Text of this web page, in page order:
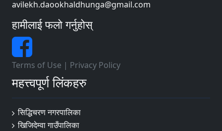
avilekh.daookhaldhunga@gmail.com
हामीलाई फलो गर्नुहोस्
Terms of Use | Privacy Policy
महत्त्वपूर्ण लिंकहरु
सिद्धिचरण नगरपालिका
खिजिदेम्वा गाउँपालिका